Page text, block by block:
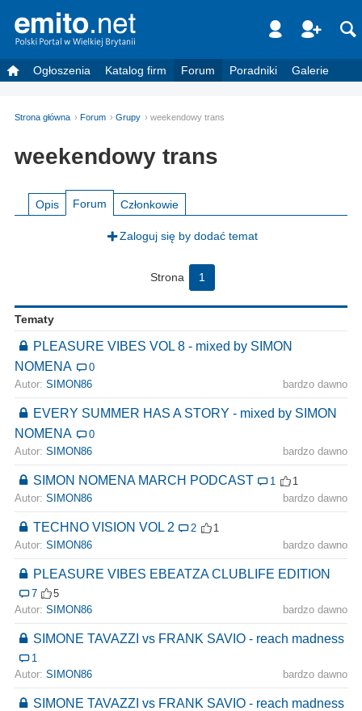
Ogłoszenia Katalog firm Forum Poradniki Galerie
Strona główna Forum Grupy weekendowy trans
weekendowy trans
Opis Forum Członkowie
Zaloguj się by dodać temat
Strona 1
Tematy
PLEASURE VIBES VOL 8 - mixed by SIMON
NOMENA
0
Autor: SIMON86 bardzo dawno
EVERY SUMMER HAS A STORY - mixed by SIMON
NOMENA
0
Autor: SIMON86 bardzo dawno
SIMON NOMENA MARCH PODCAST 1
1
Autor: SIMON86 bardzo dawno
TECHNO VISION VOL 2 2
1
Autor: SIMON86 bardzo dawno
PLEASURE VIBES EBEATZA CLUBLIFE EDITION
7
5
Autor: SIMON86 bardzo dawno
SIMONE TAVAZZI vs FRANK SAVIO - reach madness
1
Autor: SIMON86 bardzo dawno
SIMONE TAVAZZI vs FRANK SAVIO - reach madness